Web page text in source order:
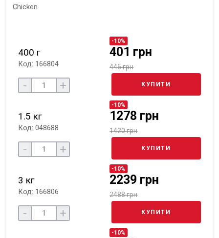
400 г
Код: 166804
-10%
401 грн
445 грн
- + КУПИТИ
1.5 кг
Код: 048688
-10%
1278 грн
1420 грн
- + КУПИТИ
3 кг
Код: 166806
-10%
2239 грн
2488 грн
- + КУПИТИ
-10%